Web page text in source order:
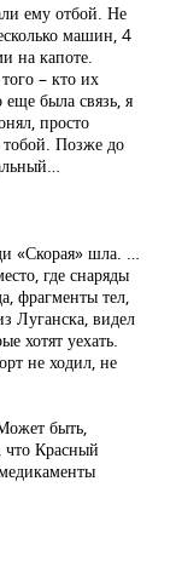
ему отбой. Не
машин, 4
на капоте.
– кто их
была связь, я
просто
Позже до
«Скорая» шла. …
где снаряды
фрагменты тел,
Луганска, видел
хотят уехать.
не ходил, не
быть,
что Красный